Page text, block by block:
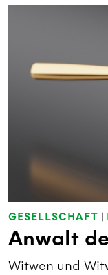
GESELLSCHAFT |
Anwalt
Witwen und